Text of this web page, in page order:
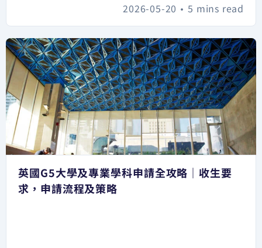
5 mins read
•
2026-05-20
英國G5大學及專業學科申請全攻略｜收生要
求，申請流程及策略